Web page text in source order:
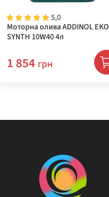
5,0
Моторна олива ADDINOL EKO
SYNTH 10W40 4л
1 854 грн